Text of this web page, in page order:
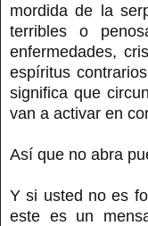
mordida de la
terribles o
enfermedades,
espíritus
significa que
van a activar en
Así que no abra
Y si usted no es
este es un